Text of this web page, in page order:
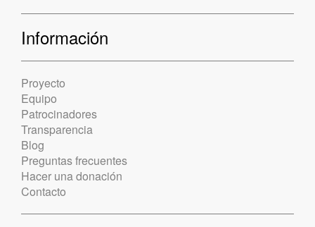
Información
Proyecto
Equipo
Patrocinadores
Transparencia
Blog
Preguntas frecuentes
Hacer una donación
Contacto